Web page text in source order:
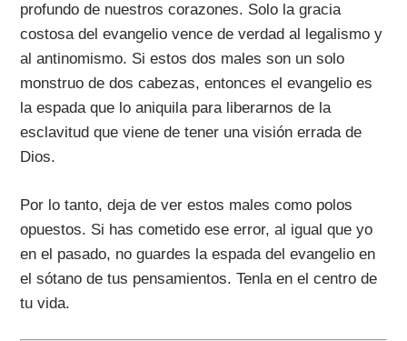
profundo de nuestros corazones. Solo la gracia
costosa del evangelio vence de verdad al legalismo y
al antinomismo. Si estos dos males son un solo
monstruo de dos cabezas, entonces el evangelio es
la espada que lo aniquila para liberarnos de la
esclavitud que viene de tener una visión errada de
Dios.
Por lo tanto, deja de ver estos males como polos
opuestos. Si has cometido ese error, al igual que yo
en el pasado, no guardes la espada del evangelio en
el sótano de tus pensamientos. Tenla en el centro de
tu vida.